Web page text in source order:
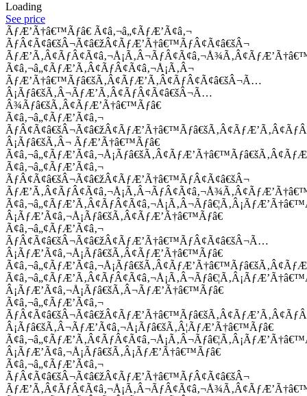
Loading
See price
ÃƒÆ’Ã†â€™Ãƒâ€ Ã¢â‚¬â„¢ÃƒÆ’Ã¢â‚¬
ÃƒÂ¢Ã¢â€šÂ¬Ã¢â€žÂ¢ÃƒÆ’Ã†â€™ÃƒÂ¢Ã¢â€šÂ¬
Ã¢â‚¬â„¢ÃƒÆ’Ã‚Â¢ÃƒÂ¢Ã¢â‚¬Å¡Ã‚Â¬
ÃƒÆ’Ã†â€™Ãƒâ€šÃ‚Â¢ÃƒÆ’Ã‚Â¢ÃƒÂ¢Ã¢â€šÂ¬Ã…
Â¡Ãƒâ€šÃ‚Â¬ÃƒÆ’Ã‚Â¢ÃƒÂ¢Ã¢â€šÂ¬Ã…
Â¾Ãƒâ€šÃ‚Â¢ÃƒÆ’Ã†â€™Ãƒâ€
Ã¢â‚¬â„¢ÃƒÆ’Ã¢â‚¬
Â¡Ãƒâ€šÃ‚Â¬ ÃƒÆ’Ã†â€™Ãƒâ€
Ã¢â‚¬â„¢ÃƒÆ’Ã¢â‚¬
ÃƒÂ¢Ã¢â€šÂ¬Ã¢â€žÂ¢ÃƒÆ’Ã†â€™ÃƒÂ¢Ã¢â€šÂ¬
Â¡ÃƒÆ’Ã¢â‚¬Å¡Ãƒâ€šÃ‚Â¢ÃƒÆ’Ã†â€™Ãƒâ€
Ã¢â‚¬â„¢ÃƒÆ’Ã¢â‚¬
ÃƒÂ¢Ã¢â€šÂ¬Ã¢â€žÂ¢ÃƒÆ’Ã†â€™ÃƒÂ¢Ã¢â€šÂ¬Ã…
Â¡ÃƒÆ’Ã¢â‚¬Å¡Ãƒâ€šÃ‚Â¢ÃƒÆ’Ã†â€™Ãƒâ€
Â¡ÃƒÆ’Ã¢â‚¬Å¡Ãƒâ€šÃ‚Â¬ÃƒÆ’Ã†â€™Ãƒâ€
Ã¢â‚¬â„¢ÃƒÆ’Ã¢â‚¬
Â¡Ãƒâ€šÃ‚Â¬ÃƒÆ’Ã¢â‚¬Å¡Ãƒâ€šÃ‚Â¦ÃƒÆ’Ã†â€™Ãƒâ€
Â¡ÃƒÆ’Ã¢â‚¬Å¡Ãƒâ€šÃ‚Â¡ÃƒÆ’Ã†â€™Ãƒâ€
Ã¢â‚¬â„¢ÃƒÆ’Ã¢â‚¬
ÃƒÂ¢Ã¢â€šÂ¬Ã¢â€žÂ¢ÃƒÆ’Ã†â€™ÃƒÂ¢Ã¢â€šÂ¬